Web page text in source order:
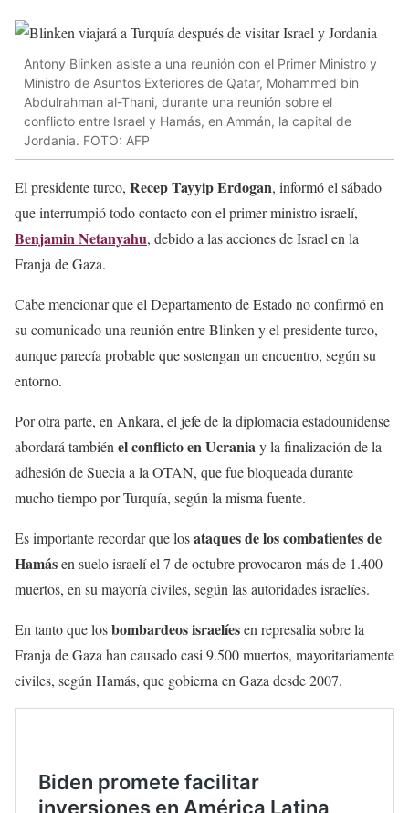
Antony Blinken asiste a una reunión con el Primer Ministro y
Ministro de Asuntos Exteriores de Qatar, Mohammed bin
Abdulrahman al-Thani, durante una reunión sobre el
conflicto entre Israel y Hamás, en Ammán, la capital de
Jordania. FOTO: AFP
El presidente turco, Recep Tayyip Erdogan, informó el sábado
que interrumpió todo contacto con el primer ministro israelí,
Benjamin Netanyahu, debido a las acciones de Israel en la
Franja de Gaza.
Cabe mencionar que el Departamento de Estado no confirmó en
su comunicado una reunión entre Blinken y el presidente turco,
aunque parecía probable que sostengan un encuentro, según su
entorno.
Por otra parte, en Ankara, el jefe de la diplomacia estadounidense
abordará tambiénel conflicto en Ucraniay la finalización de la
adhesión de Suecia a la OTAN, que fue bloqueada durante
mucho tiempo por Turquía, según la misma fuente.
Es importante recordar que losataques de los combatientes de
Hamásen suelo israelí el 7 de octubre provocaron más de 1.400
muertos, en su mayoría civiles, según las autoridades israelíes.
En tanto que losbombardeos israelíesen represalia sobre la
Franja de Gaza han causado casi 9.500 muertos, mayoritariamente
civiles, según Hamás, que gobierna en Gaza desde 2007.